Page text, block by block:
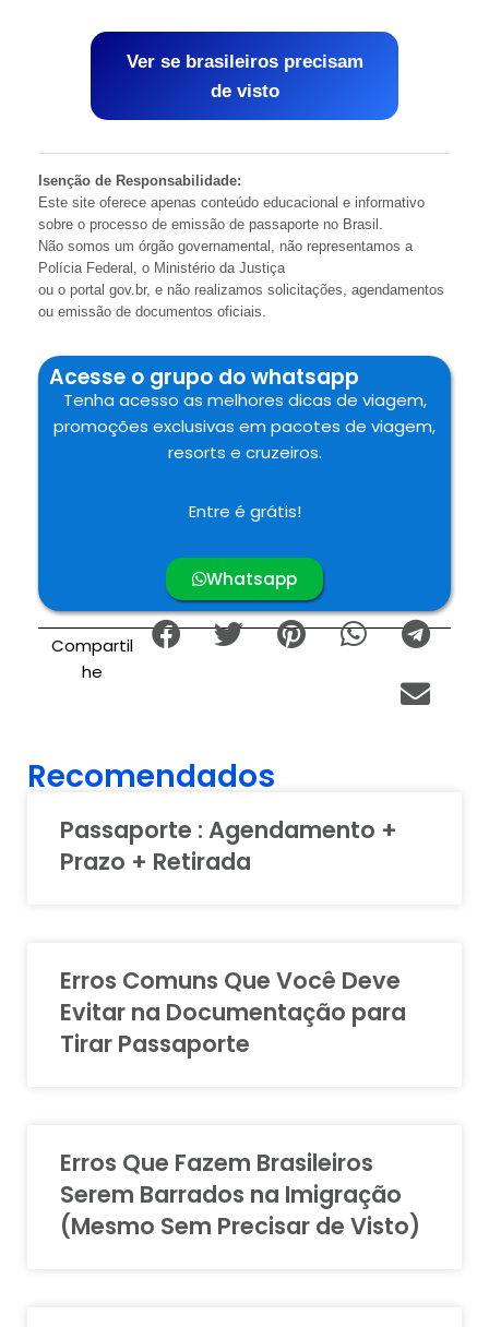
Ver se brasileiros precisam
de visto
Isenção de Responsabilidade:
Este site oferece apenas conteúdo educacional e informativo
sobre o processo de emissão de passaporte no Brasil.
Não somos um órgão governamental, não representamos a
Polícia Federal, o Ministério da Justiça
ou o portal gov.br, e não realizamos solicitações, agendamentos
ou emissão de documentos oficiais.
Acesse o grupo do whatsapp
Tenha acesso as melhores dicas de viagem,
promoções exclusivas em pacotes de viagem,
resorts e cruzeiros.
Entre é grátis!
Whatsapp
Compartil
he
Recomendados
Passaporte : Agendamento +
Prazo + Retirada
Erros Comuns Que Você Deve
Evitar na Documentação para
Tirar Passaporte
Erros Que Fazem Brasileiros
Serem Barrados na Imigração
(Mesmo Sem Precisar de Visto)